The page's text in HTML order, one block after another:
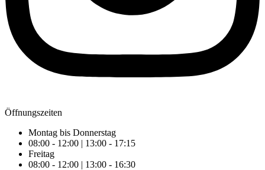
Öffnungszeiten
Montag bis Donnerstag
08:00 - 12:00 | 13:00 - 17:15
Freitag
08:00 - 12:00 | 13:00 - 16:30